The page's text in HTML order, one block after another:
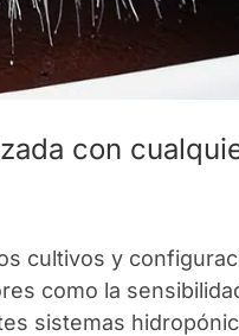
con
cultivos y
como la
sistemas